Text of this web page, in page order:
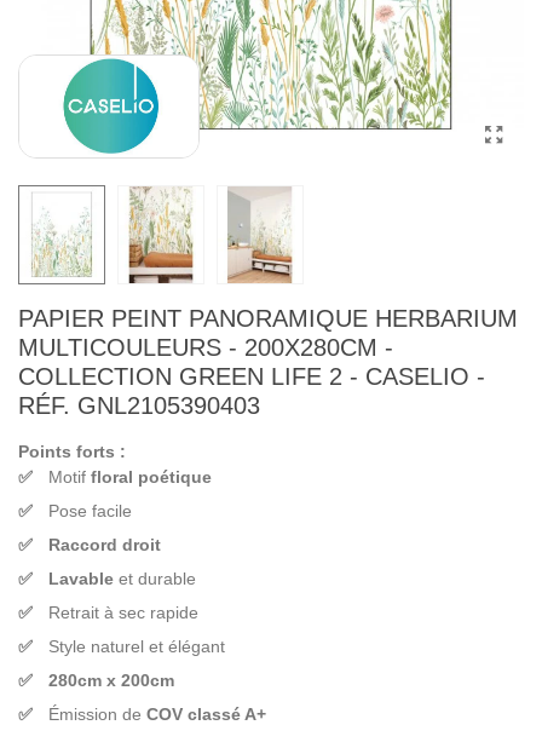
PAPIER PEINT PANORAMIQUE HERBARIUM
MULTICOULEURS - 200X280CM -
COLLECTION GREEN LIFE 2 - CASELIO -
RÉF. GNL2105390403
Points forts :
Motif floral poétique
Pose facile
Raccord droit
Lavable et durable
Retrait à sec rapide
Style naturel et élégant
280cm x 200cm
Émission de COV classé A+